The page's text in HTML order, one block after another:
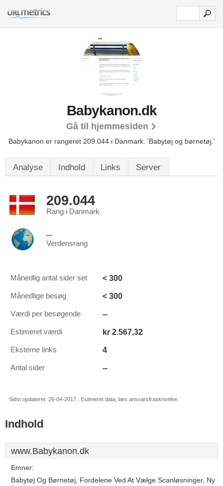
Babykanon.dk
Gå til hjemmesiden
Babykanon er rangeret 209.044 i Danmark. 'Babytøj og børnetøj.'
Analyse Indhold Links Server
209.044
Rang i Danmark
--
Verdensrang
Månedlig antal sider set < 300
Månedlige besøg < 300
Værdi per besøgende --
Estimeret værdi kr 2.567,32
Eksterne links 4
Antal sider --
Sidst opdateret: 26-04-2017 . Estimeret data, læs ansvarsfraskrivelse.
Indhold
www.Babykanon.dk
Emner:
Babytøj Og Børnetøj, Fordelene Ved At Vælge Scanløsninger, Ny